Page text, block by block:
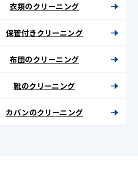
衣類のクリーニング
保管付きクリーニング
布団のクリーニング
靴のクリーニング
カバンのクリーニング